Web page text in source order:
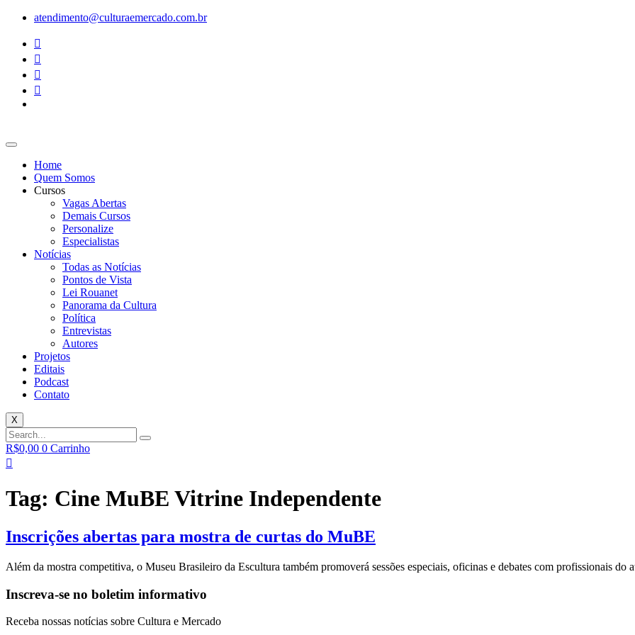
conteúdo
atendimento@culturaemercado.com.br
Home
Quem Somos
Cursos
Vagas Abertas
Demais Cursos
Personalize
Especialistas
Notícias
Todas as Notícias
Pontos de Vista
Lei Rouanet
Panorama da Cultura
Política
Entrevistas
Autores
Projetos
Editais
Podcast
Contato
X
R$0,00 0 Carrinho
Tag: Cine MuBE Vitrine Independente
Inscrições abertas para mostra de curtas do MuBE
Além da mostra competitiva, o Museu Brasileiro da Escultura também promoverá sessões especiais, oficinas e debates com profissionais do
Inscreva-se no boletim informativo
Receba nossas notícias sobre Cultura e Mercado